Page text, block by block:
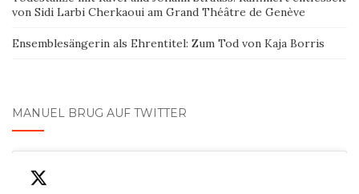
von Sidi Larbi Cherkaoui am Grand Théâtre de Genève
Ensemblesängerin als Ehrentitel: Zum Tod von Kaja Borris
MANUEL BRUG AUF TWITTER